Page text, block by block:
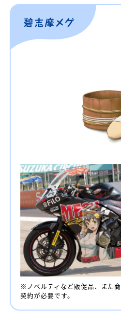
※ノベルティなど販促品、また
契約が必要です。